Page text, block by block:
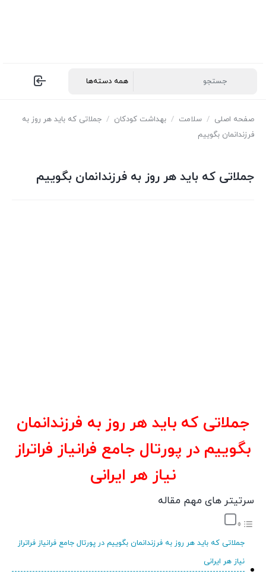
صفحه اصلی / سلامت / بهداشت کودکان / جملاتی که باید هر روز به
فرزندانمان بگوییم
جملاتی که باید هر روز به فرزندانمان بگوییم
جملاتی که باید هر روز به فرزندانمان
بگوییم در پورتال جامع فرانیاز فراتراز
نیاز هر ایرانی
سرتیتر های مهم مقاله
جملاتی که باید هر روز به فرزندانمان بگوییم در پورتال جامع فرانیاز فراتراز
نیاز هر ایرانی